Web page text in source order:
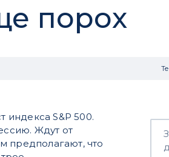
порох
S&P 500.
Ждут от
предполагают, что